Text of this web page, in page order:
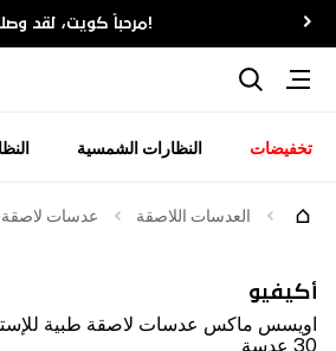
!مرحباً كويت، لقد
تخفيضات النظارات الشمسية
العدسات اللاصقة عدسات لاصقة
أكيفيو
اويسس ماكس عدسات لاصقة طبية
30 عدسة